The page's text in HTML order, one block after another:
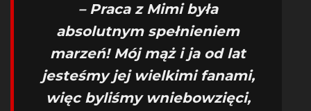
– Praca z Mimi była
absolutnym spełnieniem
marzeń! Mój mąż i ja od lat
jesteśmy jej wielkimi fanami,
więc byliśmy wniebowzięci,